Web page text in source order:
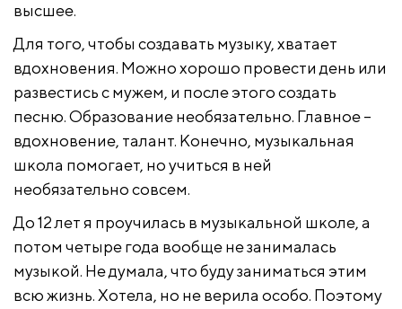
высшее.
Для того, чтобы создавать музыку, хватает
вдохновения. Можно хорошо провести день или
развестись с мужем, и после этого создать
песню. Образование необязательно. Главное –
вдохновение, талант. Конечно, музыкальная
школа помогает, но учиться в ней
необязательно совсем.
До 12 лет я проучилась в музыкальной школе, а
потом четыре года вообще не занималась
музыкой. Не думала, что буду заниматься этим
всю жизнь. Хотела, но не верила особо. Поэтому